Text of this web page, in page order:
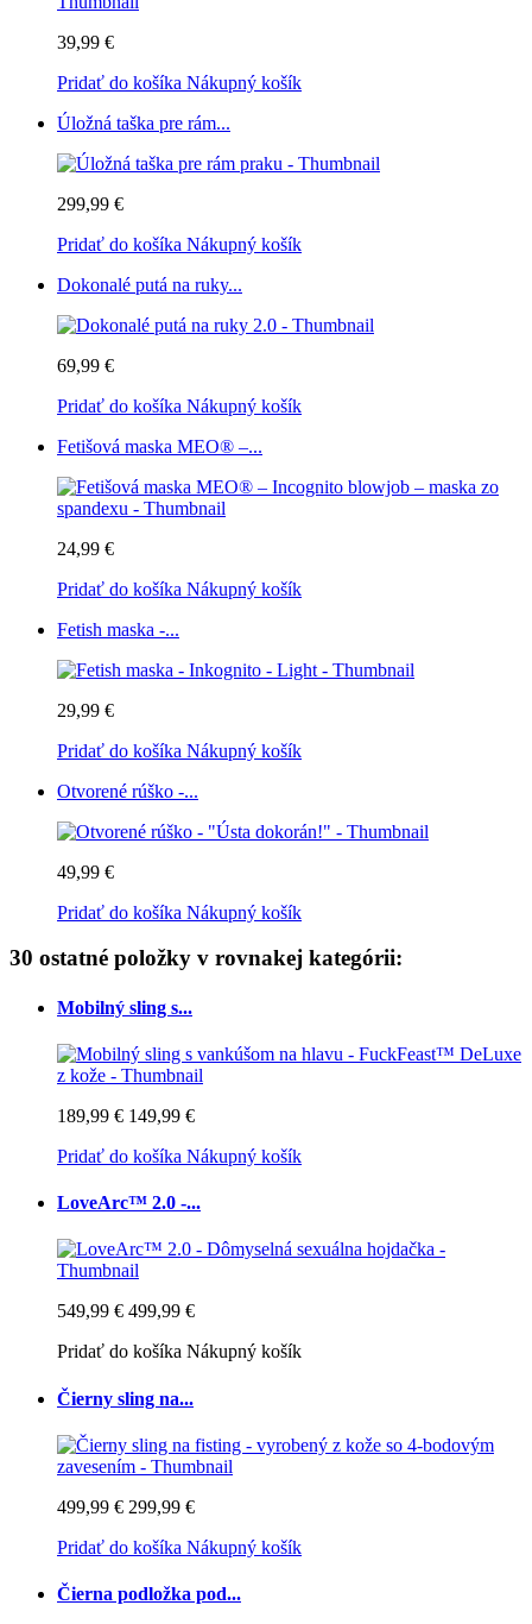
39,99 €
Pridať do košíka Nákupný košík
Úložná taška pre rám...
299,99 €
Pridať do košíka Nákupný košík
Dokonalé putá na ruky...
69,99 €
Pridať do košíka Nákupný košík
Fetišová maska MEO® –...
24,99 €
Pridať do košíka Nákupný košík
Fetish maska -...
29,99 €
Pridať do košíka Nákupný košík
Otvorené rúško -...
49,99 €
Pridať do košíka Nákupný košík
30 ostatné položky v rovnakej kategórii:
Mobilný sling s...
189,99 € 149,99 €
Pridať do košíka Nákupný košík
LoveArc™ 2.0 -...
549,99 € 499,99 €
Pridať do košíka Nákupný košík
Čierny sling na...
499,99 € 299,99 €
Pridať do košíka Nákupný košík
Čierna podložka pod...